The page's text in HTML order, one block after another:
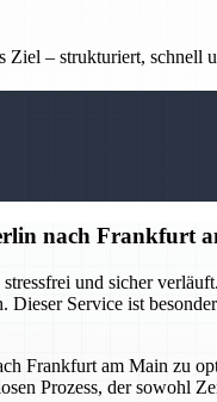
Ziel – strukturiert, schnell
nach Frankfurt
und sicher
Service ist
Frankfurt am Main zu
Prozess, der sowohl